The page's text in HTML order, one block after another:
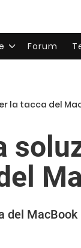
Forum
la tacca del